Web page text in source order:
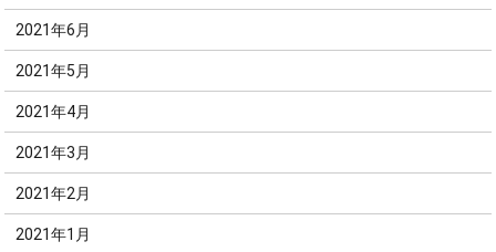
2021年6月
2021年5月
2021年4月
2021年3月
2021年2月
2021年1月